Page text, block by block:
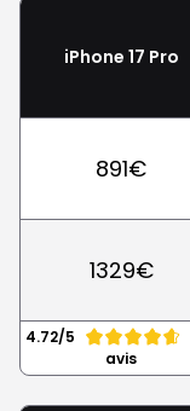
iPhone 17 Pro
891€
1329€
4.72/5
avis